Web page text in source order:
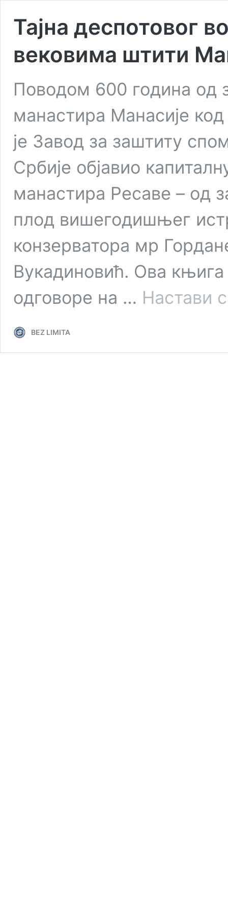
Тајна деспотовог
вековима штити
Поводом 600 година од
манастира Манасије
је Завод за заштиту
Србије објавио
манастира Ресаве – од
плод вишегодишњег
конзерватора мр
Вукадиновић. Ова
одговоре на … Настави
BEZ LIMITA